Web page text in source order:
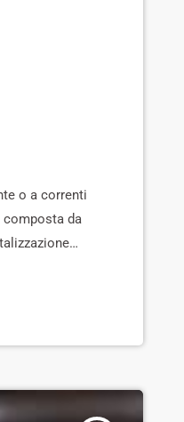
o a correnti
composta da
per